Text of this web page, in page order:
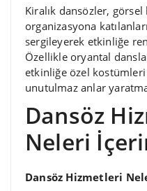
Kiralık dansözler, görsel
organizasyona
sergileyerek etkinliğe
Özellikle oryantal
etkinliğe özel
unutulmaz anlar
Dansöz
Neleri
Dansöz Hizmetleri